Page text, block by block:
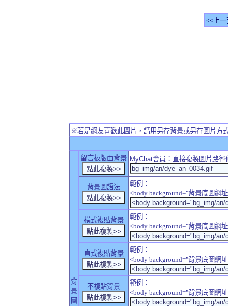
<<上一
※若是網友喜歡此圖片，請用另存背景或另存圖片方
背
景
圖
留言板版面背景 MyChat會員：直接複製圖片路
背景圖語法
範例：
<body background="背景底圖網
橫式複貼背景
範例：
<body background="背景底圖網
直式複貼背景
範例：
<body background="背景底圖網
不複貼背景
範例：
<body background="背景底圖網